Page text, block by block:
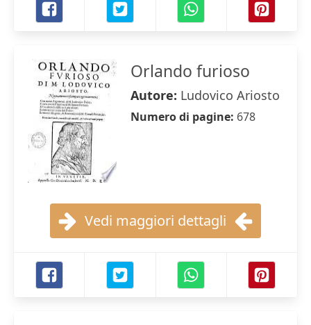
Orlando furioso
Autore: Ludovico Ariosto
Numero di pagine: 678
Vedi maggiori dettagli